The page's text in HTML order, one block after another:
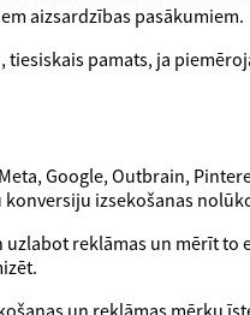
aizsardzības pasākumiem.
pamats, ja
Google, Outbrain,
izsekošanas
reklāmas un mērīt to
un reklāmas mērķu